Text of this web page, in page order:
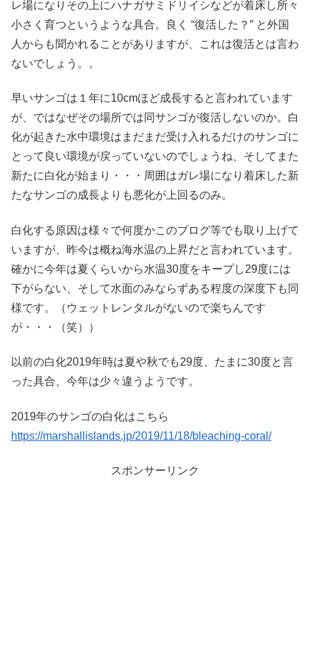
レ場になりその上にハナガサミドリイシなどが着床し所々
小さく育つというような具合。良く “復活した？” と外国
人からも聞かれることがありますが、これは復活とは言わ
ないでしょう。。
早いサンゴは１年に10cmほど成長すると言われています
が、ではなぜその場所では同サンゴが復活しないのか。白
化が起きた水中環境はまだまだ受け入れるだけのサンゴに
とって良い環境が戻っていないのでしょうね、そしてまた
新たに白化が始まり・・・周囲はガレ場になり着床した新
たなサンゴの成長よりも悪化が上回るのみ。
白化する原因は様々で何度かこのブログ等でも取り上げて
いますが、昨今は概ね海水温の上昇だと言われています。
確かに今年は夏くらいから水温30度をキープし29度には
下がらない、そして水面のみならずある程度の深度下も同
様です。（ウェットレンタルがないので楽ちんです
が・・・（笑））
以前の白化2019年時は夏や秋でも29度、たまに30度と言
った具合、今年は少々違うようです。
2019年のサンゴの白化はこちら
https://marshallislands.jp/2019/11/18/bleaching-coral/
スポンサーリンク